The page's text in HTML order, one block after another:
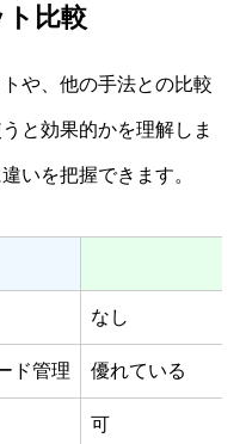
比較
や、他の手法との比較
と効果的かを理解しま
いを把握できます。
なし
ド管理 優れている
可